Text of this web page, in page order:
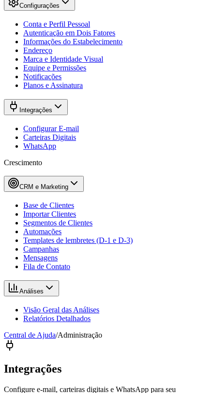
Configurações
Conta e Perfil Pessoal
Autenticação em Dois Fatores
Informações do Estabelecimento
Endereço
Marca e Identidade Visual
Equipe e Permissões
Notificações
Planos e Assinatura
Integrações
Configurar E-mail
Carteiras Digitais
WhatsApp
Crescimento
CRM e Marketing
Base de Clientes
Importar Clientes
Segmentos de Clientes
Automações
Templates de lembretes (D-1 e D-3)
Campanhas
Mensagens
Fila de Contato
Análises
Visão Geral das Análises
Relatórios Detalhados
Central de Ajuda/Administração
Integrações
Configure e-mail, carteiras digitais e WhatsApp para seu